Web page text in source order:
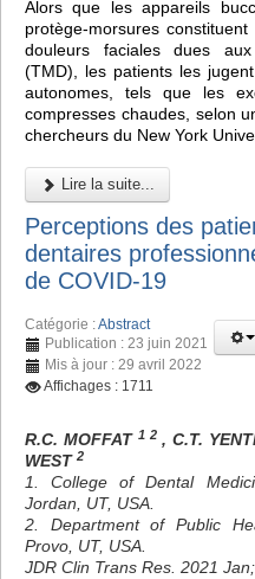
Alors que les appareils
protège-morsures
douleurs faciales dues aux
(TMD), les patients les
autonomes, tels que les
compresses chaudes, selon
chercheurs du New York
Lire la suite...
Perceptions des
dentaires
de COVID-19
Catégorie :Abstract
Publication : 23 juin 2021
Mis à jour : 29 avril 2022
Affichages : 1711
R.C. MOFFAT 1 2, C.T.
WEST 2
1. College of Dental
Jordan, UT, USA.
2. Department of Public
Provo, UT, USA.
JDR Clin Trans Res. 2021